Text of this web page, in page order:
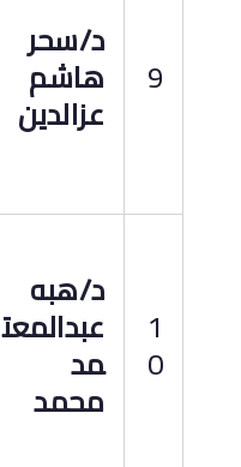
9
د/سحر
هاشم
عزالدين
1
0
د/هبه
عبدالمعت
مد
محمد